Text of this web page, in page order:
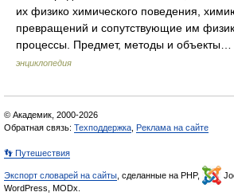
их физико химического поведения,
превращений и сопутствующие им
процессы. Предмет, методы и
энциклопедия
© Академик, 2000-2026
Обратная связь: Техподдержка Реклама на сайте
👣 Путешествия
Экспорт словарей на сайты , сделанные на PHP,
WordPress, MODx.